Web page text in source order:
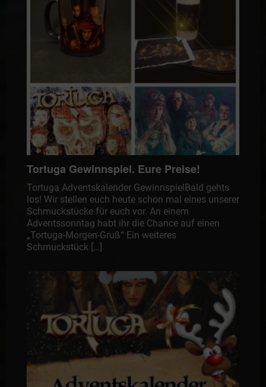
Tortuga Gewinnspiel. Eure Preise!
Tortuga Adventskalender GewinnspielBald gehts
los! Wir stellen euch heute schon mal eines unserer
Schmuckstücke für euch vor. An einem
Adventssonntag habt ihr die Chance auf einen
„Tortuga-Morgen-Gruß“ Ein weiteres
Schmuckstück […]